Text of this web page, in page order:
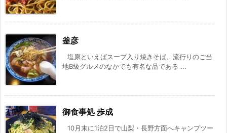
釜彦
塩原といえばスープ入り焼きそば、流行りのご当
地B級グルメのなかでも有名な品である ...
御食事処 歩成
10月末に1泊2日で山梨・長野方面へキャンプツー